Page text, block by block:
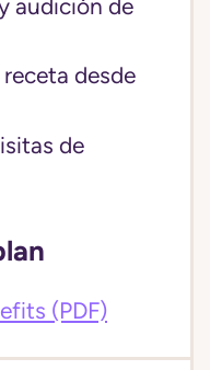
audición de
desde
de
(PDF)